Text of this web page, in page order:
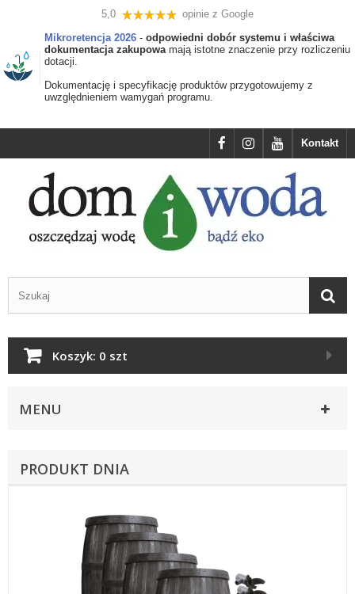
5,0
opinie z Google
Mikroretencja 2026 - odpowiedni dobór systemu i właściwa
dokumentacja zakupowamają istotne znaczenie przy rozliczeniu
dotacji.
Dokumentację i specyfikację produktów przygotowujemy z
uwzględnieniem wamygań programu.
Kontakt
Koszyk: 0 szt
MENU
PRODUKT DNIA